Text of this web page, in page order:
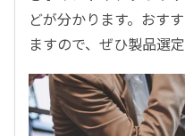
BPR／業務改善
どが分かります。おす
ますので、ぜひ製品選